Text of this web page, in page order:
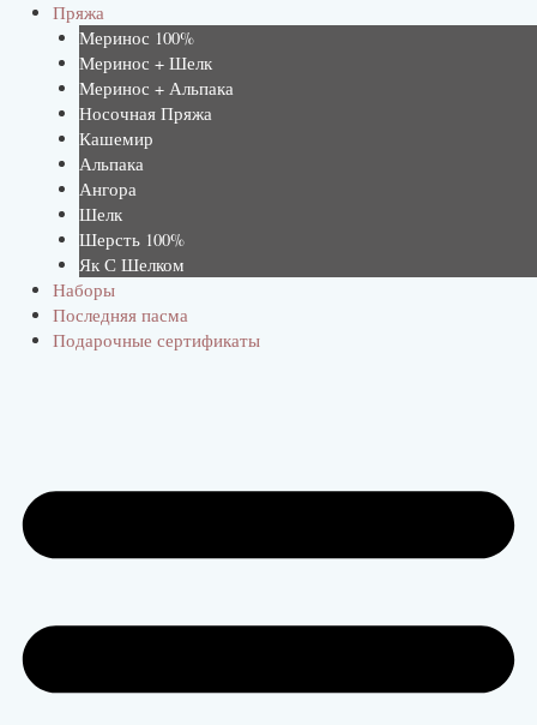
Пряжа
Меринос 100%
Меринос + Шелк
Меринос + Альпака
Носочная Пряжа
Кашемир
Альпака
Ангора
Шелк
Шерсть 100%
Як С Шелком
Наборы
Последняя пасма
Подарочные сертификаты